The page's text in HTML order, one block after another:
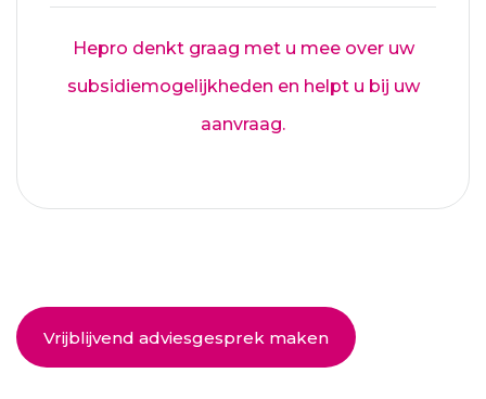
Hepro denkt graag met u mee over uw
subsidiemogelijkheden en helpt u bij uw
aanvraag.
Vrijblijvend adviesgesprek maken